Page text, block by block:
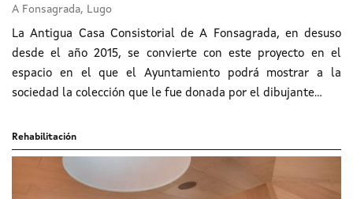
A Fonsagrada, Lugo
La Antigua Casa Consistorial de A Fonsagrada, en desuso
desde el año 2015, se convierte con este proyecto en el
espacio en el que el Ayuntamiento podrá mostrar a la
sociedad la colección que le fue donada por el dibujante...
Rehabilitación